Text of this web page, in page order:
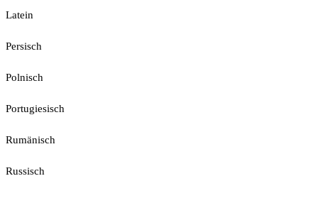
Latein
Persisch
Polnisch
Portugiesisch
Rumänisch
Russisch